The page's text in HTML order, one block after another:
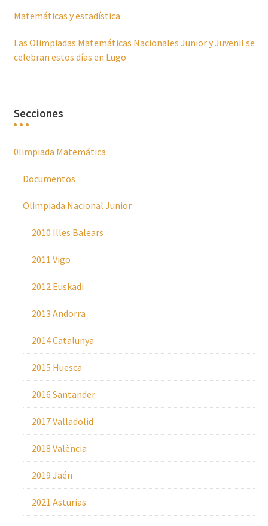
Matemáticas y estadística
Las Olimpiadas Matemáticas Nacionales Junior y Juvenil se
celebran estos días en Lugo
Secciones
0limpiada Matemática
Documentos
Olimpiada Nacional Junior
2010 Illes Balears
2011 Vigo
2012 Euskadi
2013 Andorra
2014 Catalunya
2015 Huesca
2016 Santander
2017 Valladolid
2018 València
2019 Jaén
2021 Asturias